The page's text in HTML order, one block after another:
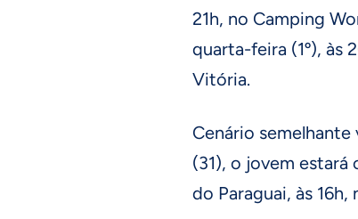
21h, no Camping
quarta-feira (1º), às
Vitória.
Cenário semelhante
(31), o jovem estará
do Paraguai, às 16h,